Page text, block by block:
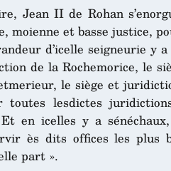
Jean II de Rohan
moienne et basse justice,
d’icelle seigneurie y
de la Rochemorice, le
le siège et
lesdictes
en icelles y a
ès dits offices les plus
part ».